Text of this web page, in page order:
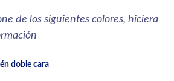
de los siguientes colores, hiciera
doble cara